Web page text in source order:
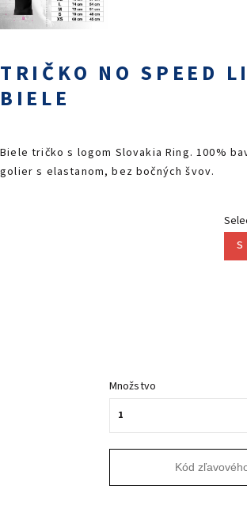
TRIČKO NO SPEED
BIELE
Biele tričko s logom Slovakia Ring. 100%
golier s elastanom, bez bočných švov.
S
Množstvo